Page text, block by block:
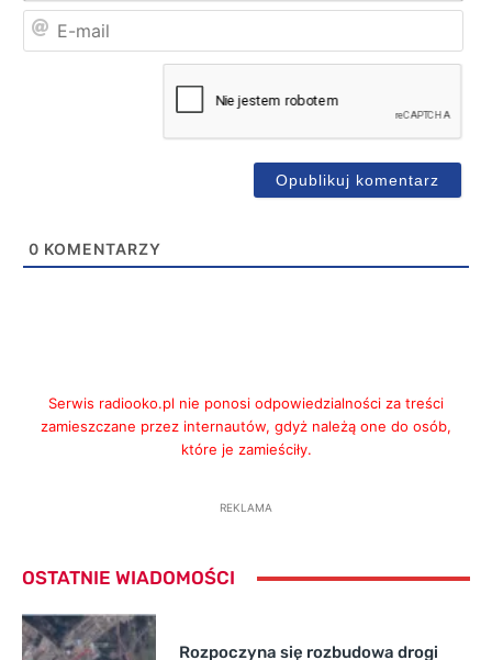
0 KOMENTARZY
Serwis radiooko.pl nie ponosi odpowiedzialności za treści
zamieszczane przez internautów, gdyż należą one do osób,
które je zamieściły.
REKLAMA
OSTATNIE WIADOMOŚCI
Rozpoczyna się rozbudowa drogi